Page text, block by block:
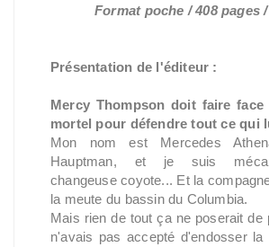
Format poche / 408 pages /
Présentation de l'éditeur :
Mercy Thompson doit faire face
mortel pour défendre tout ce qui
Mon nom est Mercedes
Hauptman, et je suis
changeuse coyote... Et la
la meute du bassin du Columbia.
Mais rien de tout ça ne poserait de
n'avais pas accepté d'endosser la